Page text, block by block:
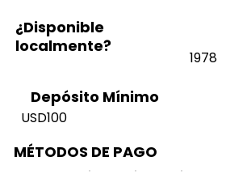
¿Disponible
localmente?
1978
Depósito Mínimo
USD100
MÉTODOS DE PAGO